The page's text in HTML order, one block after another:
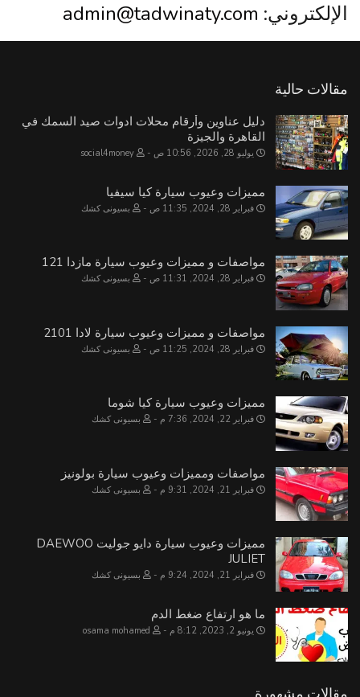
الإلكتروني: admin@tadwinaty.com
مقالات حالية
دليل عناوين وأرقام محلات ادوات صيد السمك في
القاهرة والجيزة
يوليو 28, 2026, 10:56 ص
مميزات وعيوب سيارة كيا سيفيا
فبراير 28, 2024, 11:35 ص بسيونى كشك
مواصفات و مميزات وعيوب سيارة مازدا 121
فبراير 28, 2024, 11:31 ص بسيونى كشك
مواصفات و مميزات وعيوب سيارة لادا 2101
فبراير 28, 2024, 11:25 ص بسيونى كشك
مميزات وعيوب سيارة كيا شوما
فبراير 22, 2024, 7:36 م بسيونى كشك
مواصفات ومميزات وعيوب سيارة بولونيز
فبراير 21, 2024, 9:31 م بسيونى كشك
مميزات وعيوب سيارة دايو جوليت DAEWOO
JULIET
فبراير 21, 2024, 9:24 م بسيونى كشك
ما هو ارتفاع ضغط الدم
يونيو 2, 2023, 8:12 م
مقالات مشهورة